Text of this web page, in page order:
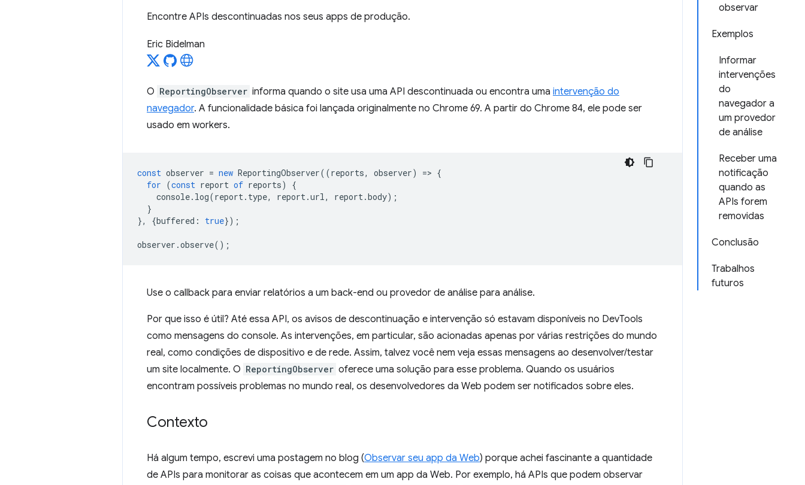
observar
Exemplos
Informar
intervenções
do
navegador a
um provedor
de análise
Receber uma
notificação
quando as
APIs forem
removidas
Conclusão
Trabalhos
futuros
Encontre APIs descontinuadas nos seus apps de produção.
Eric Bidelman
O ReportingObserver informa quando o site usa uma API descontinuada ou encontra uma intervenção do
navegador. A funcionalidade básica foi lançada originalmente no Chrome 69. A partir do Chrome 84, ele pode ser
usado em workers.
const observer = new ReportingObserver((reports, observer) => {
for (const report of reports)
{
console. log(report. type, report.url, report.body);
}
},
{buffered : true});
observer .observe();
Use o callback para enviar relatórios a um back-end ou provedor de análise para análise.
Por que isso é útil? Até essa API, os avisos de descontinuação e intervenção só estavam disponíveis no DevTools
como mensagens do console. As intervenções, em particular, são acionadas apenas por várias restrições do mundo
real, como condições de dispositivo e de rede. Assim, talvez você nem veja essas mensagens ao desenvolver/testar
um site localmente. O ReportingObserver oferece uma solução para esse problema. Quando os usuários
encontram possíveis problemas no mundo real, os desenvolvedores da Web podem ser notificados sobre eles.
Contexto
Há algum tempo, escrevi uma postagem no blog (Observar seu app da Web) porque achei fascinante a quantidade
de APIs para monitorar as coisas que acontecem em um app da Web. Por exemplo, há APIs que podem observar